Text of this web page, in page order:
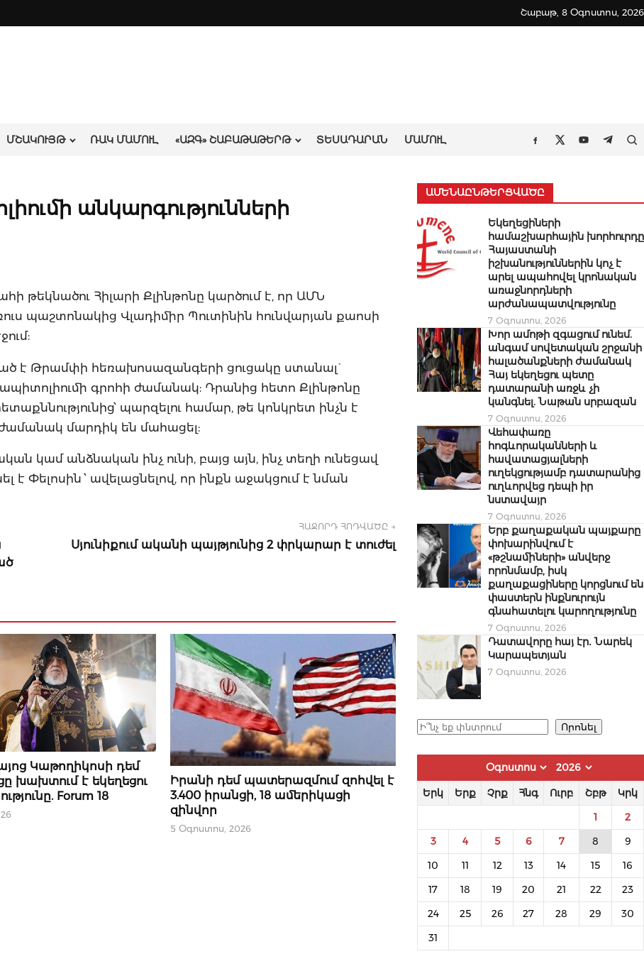
Շաբաթ, 8 Օգոստոս, 2026
ՄՇԱԿՈՒՅԹ ՌԱԿ ՄԱՄՈՒԼ «ԱԶԳ» ՇԱԲԱԹԱԹԵՐԹ ՏԵՍԱԴԱՐԱՆ ՄԱՄՈՒԼ
Facebook
TwitterYoutube
անկարգությունների
Հիլարի Քլինթոնը կարծում է, որ ԱՄՆ
պաշտոնակից Վլադիմիր Պուտինին հունվարյան քաոսի
է Թրամփի հեռախոսազանգերի ցուցակը ստանալ`
գրոհի ժամանակ: Դրանից հետո Քլինթոնը
պարզելու համար, թե կոնկրետ ինչն է
ժամանակ մարդիկ են մահացել:
կամ անձնական ինչ ունի, բայց այն, ինչ տեղի ունեցավ
Փելոսին ՝ ավելացնելով, որ ինքն աջակցում է նման
ՀԱՋՈՐԴ ՀՈԴՎԱԾԸ →
Սյունիքում ականի պայթյունից 2 փրկարար է տուժել
Կաթողիկոսի դեմ
խախտում է եկեղեցու
Forum 18
ՄԻՋԱԶԳԱՅԻՆ
Իրանի դեմ պատերազմում զոհվել է
3.400 իրանցի, 18 ամերիկացի
զինվոր
5 Օգոստոս, 2026
ԱՄԵՆԱԸՆԹԵՐՑՎԱԾԸ
Եկեղեցիների
համաշխարհային խորհուրդը
Հայաստանի
իշխանություններին կոչ է
արել ապահովել կրոնական
առաջնորդների
արժանապատվությունը
7 Օգոստոս, 2026
Խոր ամոթի զգացում ունեմ.
անգամ սովետական շրջանի
հալածանքների ժամանակ
Հայ եկեղեցու պետը
դատարանի առջև չի
կանգնել. Նաթան սրբազան
7 Օգոստոս, 2026
Վեհափառը
հոգևորականների և
հավատացյալների
ուղեկցությամբ դատարանից
ուղևորվեց դեպի իր
նստավայր
7 Օգոստոս, 2026
Երբ քաղաքական պայքարը
փոխարինվում է
«թշնամիների» անվերջ
որոնմամբ, իսկ
քաղաքացիները կորցնում են
փաստերն ինքնուրույն
գնահատելու կարողությունը
7 Օգոստոս, 2026
Դատավորը հայ էր․ Նարեկ
Կարապետյան
7 Օգոստոս, 2026
Որոնել Որոնել
Երկ Երք Չրք Հնգ Ուրբ Շբթ Կրկ
1 2
3 4 5 6 7 8 9
10 11 12 13 14 15 16
17 18 19 20 21 22 23
24 25 26 27 28 29 30
31